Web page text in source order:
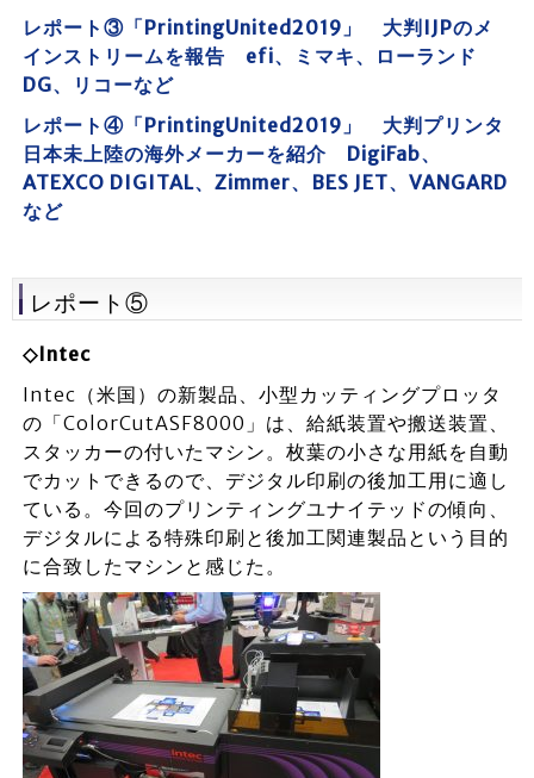
レポート③「PrintingUnited2019」 大判IJPのメ
インストリームを報告 efi、ミマキ、ローランド
DG、リコーなど
レポート④「PrintingUnited2019」 大判プリンタ
日本未上陸の海外メーカーを紹介 DigiFab、
ATEXCO DIGITAL、Zimmer、BES JET、VANGARD
など
レポート⑤
◇Intec
Intec（米国）の新製品、小型カッティングプロッタ
の「ColorCutASF8000」は、給紙装置や搬送装置、
スタッカーの付いたマシン。枚葉の小さな用紙を自動
でカットできるので、デジタル印刷の後加工用に適し
ている。今回のプリンティングユナイテッドの傾向、
デジタルによる特殊印刷と後加工関連製品という目的
に合致したマシンと感じた。